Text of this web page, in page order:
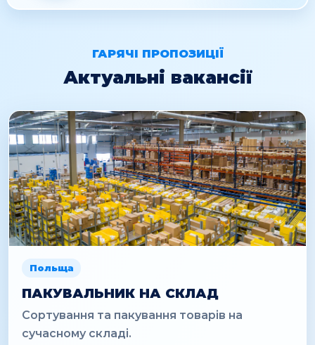
ГАРЯЧІ ПРОПОЗИЦІЇ
Актуальні вакансії
Польща
ПАКУВАЛЬНИК НА СКЛАД
Сортування та пакування товарів на
сучасному складі.